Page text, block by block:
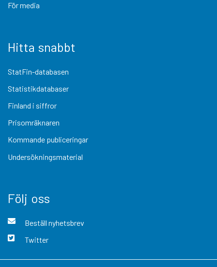
För media
Hitta snabbt
StatFin-databasen
Statistikdatabaser
Finland i siffror
Prisomräknaren
Kommande publiceringar
Undersökningsmaterial
Följ oss
Beställ nyhetsbrev
Twitter